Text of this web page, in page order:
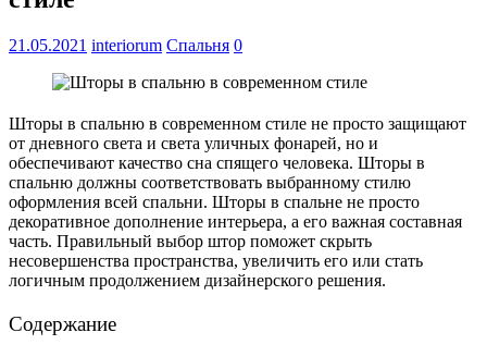
21.05.2021 interiorum Спальня 0
Шторы в спальню в современном стиле не просто защищают
от дневного света и света уличных фонарей, но и
обеспечивают качество сна спящего человека. Шторы в
спальню должны соответствовать выбранному стилю
оформления всей спальни. Шторы в спальне не просто
декоративное дополнение интерьера, а его важная составная
часть. Правильный выбор штор поможет скрыть
несовершенства пространства, увеличить его или стать
логичным продолжением дизайнерского решения.
Содержание